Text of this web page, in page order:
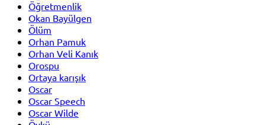
Öğretmenlik
Okan Bayülgen
Ölüm
Orhan Pamuk
Orhan Veli Kanık
Orospu
Ortaya karışık
Oscar
Oscar Speech
Oscar Wilde